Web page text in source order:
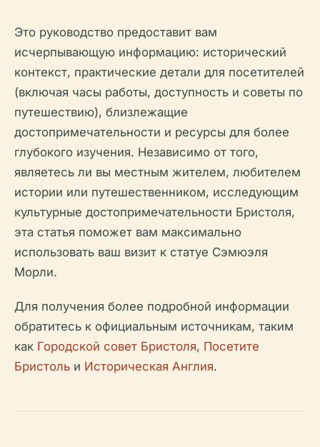
Это руководство предоставит вам
исчерпывающую информацию: исторический
контекст, практические детали для посетителей
(включая часы работы, доступность и советы по
путешествию), близлежащие
достопримечательности и ресурсы для более
глубокого изучения. Независимо от того,
являетесь ли вы местным жителем, любителем
истории или путешественником, исследующим
культурные достопримечательности Бристоля,
эта статья поможет вам максимально
использовать ваш визит к статуе Сэмюэля
Морли.
Для получения более подробной информации
обратитесь к официальным источникам, таким
как Городской совет Бристоля, Посетите
Бристоль и Историческая Англия.